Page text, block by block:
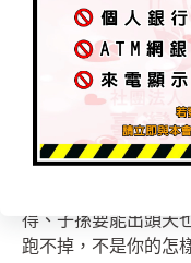
※【 募款法器】
本宮太祖屬於高階古
法、專職天法化解。
處理每件眾生之事。
※【 募款是個平台】
讓十方大德自由發心
得、子孫要能出頭天
跑不掉，不是你的怎